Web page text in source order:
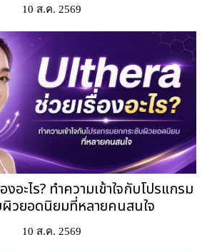
10 ส.ค. 2569
อะไร? ทำความเข้าใจกับโปรแกรม
วยอดนิยมที่หลายคนสนใจ
10 ส.ค. 2569